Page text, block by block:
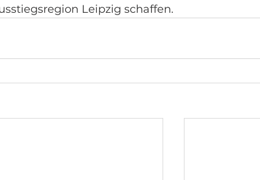
Leipzig schaffen.